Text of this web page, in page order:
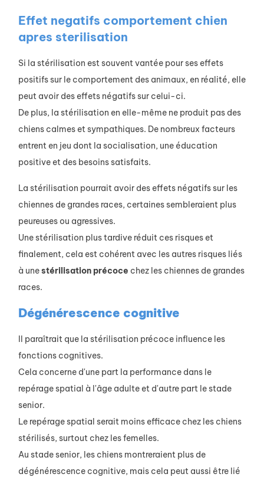
Effet negatifs comportement chien
apres sterilisation
Si la stérilisation est souvent vantée pour ses effets
positifs sur le comportement des animaux, en réalité, elle
peut avoir des effets négatifs sur celui-ci.
De plus, la stérilisation en elle-même ne produit pas des
chiens calmes et sympathiques. De nombreux facteurs
entrent en jeu dont la socialisation, une éducation
positive et des besoins satisfaits.
La stérilisation pourrait avoir des effets négatifs sur les
chiennes de grandes races, certaines sembleraient plus
peureuses ou agressives.
Une stérilisation plus tardive réduit ces risques et
finalement, cela est cohérent avec les autres risques liés
à unestérilisation précoce chez les chiennes de grandes
races.
Dégénérescence cognitive
Il paraîtrait que la stérilisation précoce influence les
fonctions cognitives.
Cela concerne d'une part la performance dans le
repérage spatial à l'âge adulte et d'autre part le stade
senior.
Le repérage spatial serait moins efficace chez les chiens
stérilisés, surtout chez les femelles.
Au stade senior, les chiens montreraient plus de
dégénérescence cognitive, mais cela peut aussi être lié